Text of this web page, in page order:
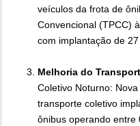
veículos da frota de
Convencional (TPCC)
com implantação de
Melhoria do
Coletivo Noturno:
transporte coletivo
ônibus operando entre